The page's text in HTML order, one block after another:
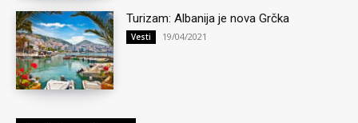
Turizam: Albanija je nova Grčka
Vesti 19/04/2021